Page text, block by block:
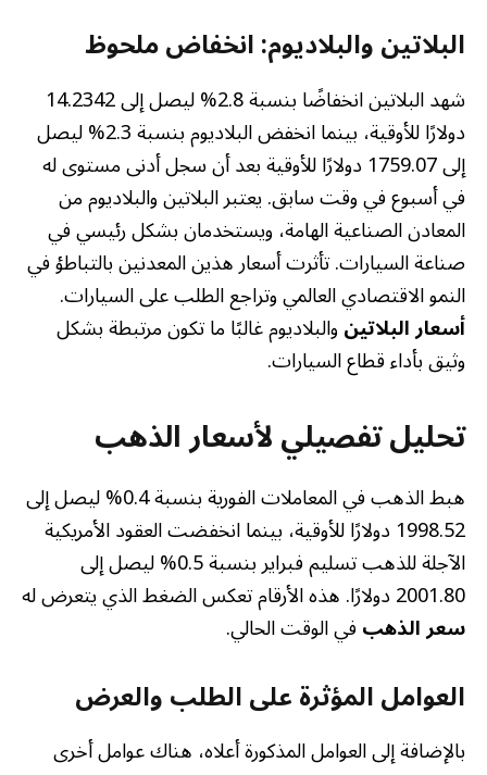
البلاتين والبلاديوم: انخفاض ملحوظ
شهد البلاتين انخفاضًا بنسبة 2.8% ليصل إلى 14.2342
دولارًا للأوقية، بينما انخفض البلاديوم بنسبة 2.3% ليصل
إلى 1759.07 دولارًا للأوقية بعد أن سجل أدنى مستوى له
في أسبوع في وقت سابق. يعتبر البلاتين والبلاديوم من
المعادن الصناعية الهامة، ويستخدمان بشكل رئيسي في
صناعة السيارات. تأثرت أسعار هذين المعدنين بالتباطؤ في
النمو الاقتصادي العالمي وتراجع الطلب على السيارات.
أسعار البلاتينوالبلاديوم غالبًا ما تكون مرتبطة بشكل
وثيق بأداء قطاع السيارات.
تحليل تفصيلي لأسعار الذهب
هبط الذهب في المعاملات الفورية بنسبة 0.4% ليصل إلى
1998.52 دولارًا للأوقية، بينما انخفضت العقود الأمريكية
الآجلة للذهب تسليم فبراير بنسبة 0.5% ليصل إلى
2001.80 دولارًا. هذه الأرقام تعكس الضغط الذي يتعرض له
سعر الذهبفي الوقت الحالي.
العوامل المؤثرة على الطلب والعرض
بالإضافة إلى العوامل المذكورة أعلاه، هناك عوامل أخرى